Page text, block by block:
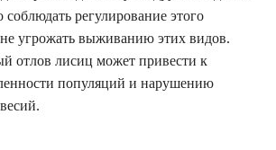
регулирование этого
угрожать выживанию этих видов.
отлов лисиц может привести к
популяций и нарушению